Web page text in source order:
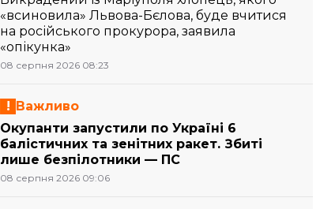
«всиновила» Львова-Бєлова, буде вчитися
на російського прокурора, заявила
«опікунка»
08 серпня 2026 08:23
Важливо
Окупанти запустили по Україні 6
балістичних та зенітних ракет. Збиті
лише безпілотники — ПС
08 серпня 2026 09:06